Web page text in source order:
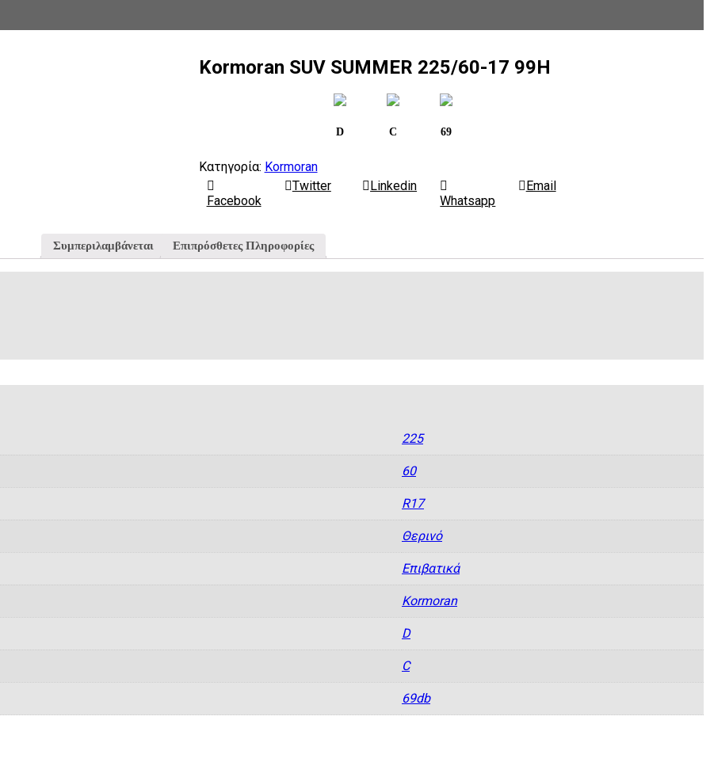
Kormoran SUV SUMMER 225/60-17 99H
D C 69
Κατηγορία: Kormoran
Facebook
Twitter
Linkedin
Whatsapp
Email
Συμπεριλαμβάνεται Επιπρόσθετες Πληροφορίες
225
60
R17
Θερινό
Eπιβατικά
Kormoran
D
C
69db